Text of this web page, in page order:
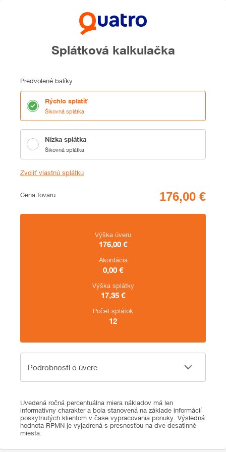
Splátková kalkulačka
Predvolené balíky
Rýchlo splatiť
Šikovná splátka
Nízka splátka
Šikovná splátka
Zvoliť vlastnú splátku
Cena
Cena tovaru
Zhrnutie
Výška úveru
176,00 €
Akontácia
0,00 €
Výška splátky
17,35 €
Počet splátok
12
Podrobnosti o úvere
Podrobnosti o úvere
Uvedená ročná percentuálna miera nákladov má len
informatívny charakter a bola stanovená na základe informácií
poskytnutých klientom v čase vypracovania ponuky. Výsledná
hodnota RPMN je vyjadrená s presnosťou na dve desatinné
miesta.